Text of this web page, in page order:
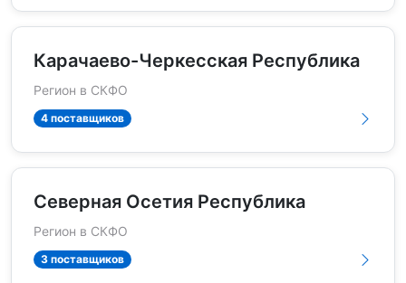
Карачаево-Черкесская Республика
Регион в СКФО
4 поставщиков
Северная Осетия Республика
Регион в СКФО
3 поставщиков